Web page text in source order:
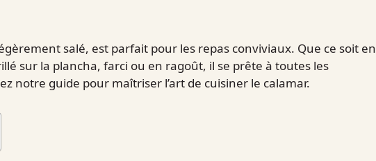
salé, est parfait pour les repas conviviaux. Que ce soit en
sur la plancha, farci ou en ragoût, il se prête à toutes les
notre guide pour maîtriser l’art de cuisiner le calamar.